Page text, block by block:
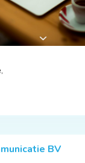
BV